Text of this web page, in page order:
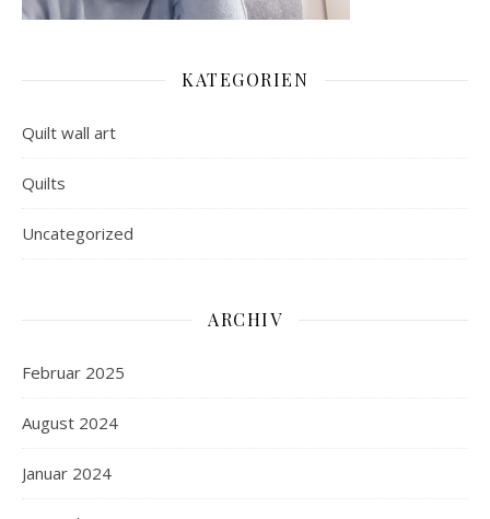
KATEGORIEN
Quilt wall art
Quilts
Uncategorized
ARCHIV
Februar 2025
August 2024
Januar 2024